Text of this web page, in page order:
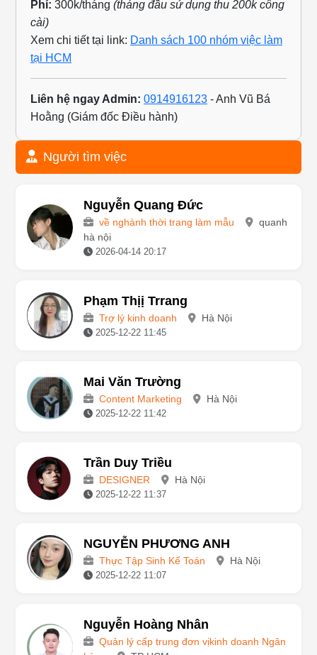
CHÍ MINH:
Phí:
cài)
Xem chi tiết tại link:
tại HCM
Liên hệ ngay Admin: 0914916123
Người tìm việc
Nguyễn Quang Đức
về nghành thời trang làm mẫu
hà nội
Phạm Thịị Trrang
Trợ lý kinh doanh
Mai Văn Trường
Content Marketing
Trần Duy Triều
DESIGNER
NGUYỄN PHƯƠNG ANH
Thực Tập Sinh Kế Toán
Nguyễn Hoàng Nhân